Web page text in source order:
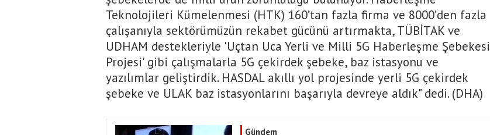
Teknolojileri Kümelenmesi (HTK) 160’tan fazla firma ve 8000’den fazla
çalışanıyla sektörümüzün rekabet gücünü artırmakta, TÜBİTAK ve
UDHAM destekleriyle 'Uçtan Uca Yerli ve Milli 5G Haberleşme Şebekesi
Projesi' gibi çalışmalarla 5G çekirdek şebeke, baz istasyonu ve
yazılımlar geliştirdik. HASDAL akıllı yol projesinde yerli 5G çekirdek
şebeke ve ULAK baz istasyonlarını başarıyla devreye aldık" dedi. (DHA)
Gündem